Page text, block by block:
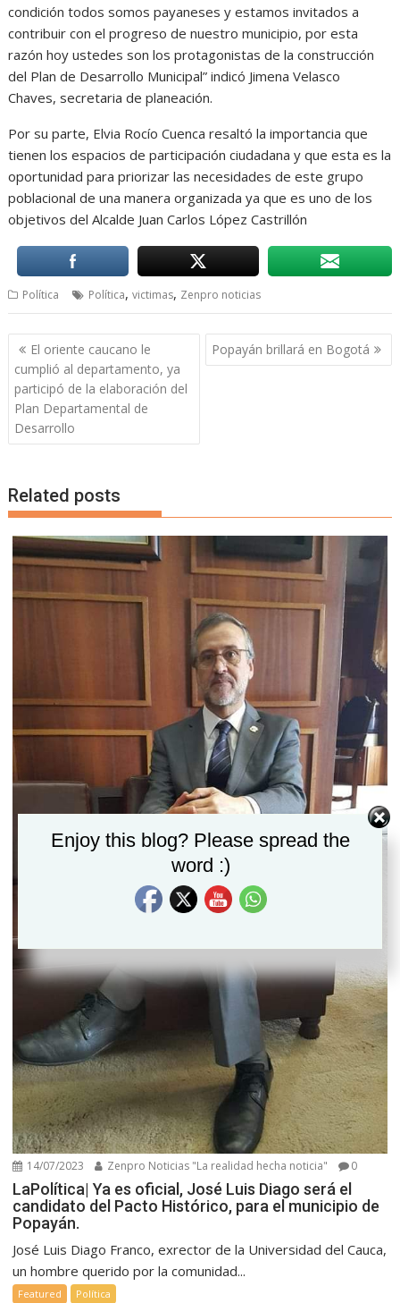
condición todos somos payaneses y estamos invitados a
contribuir con el progreso de nuestro municipio, por esta
razón hoy ustedes son los protagonistas de la construcción
del Plan de Desarrollo Municipal” indicó Jimena Velasco
Chaves, secretaria de planeación.
Por su parte, Elvia Rocío Cuenca resaltó la importancia que
tienen los espacios de participación ciudadana y que esta es la
oportunidad para priorizar las necesidades de este grupo
poblacional de una manera organizada ya que es uno de los
objetivos del Alcalde Juan Carlos López Castrillón
Política Política,victimas, Zenpro noticias
Navegación
de
entradas
El oriente caucano le
cumplió al departamento, ya
participó de la elaboración del
Plan Departamental de
Desarrollo
Popayán brillará en Bogotá
Related posts
14/07/2023 Zenpro Noticias "La realidad hecha noticia" 0
LaPolítica| Ya es oficial, José Luis Diago será el
candidato del Pacto Histórico, para el municipio de
Popayán.
José Luis Diago Franco, exrector de la Universidad del Cauca,
un hombre querido por la comunidad...
Featured Política
Enjoy this blog? Please spread the
word :)
Set Youtube Channel ID